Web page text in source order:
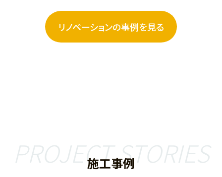
リノベーションの事例を見る
PROJECT STORIES
施工事例